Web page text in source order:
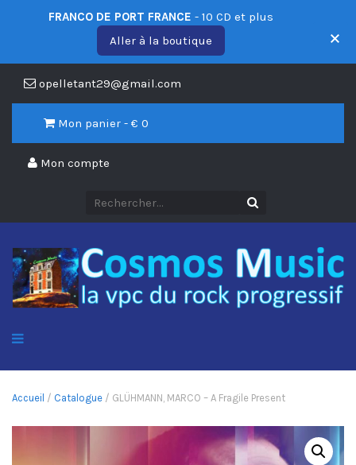
opelletant29@gmail.com
Mon panier - € 0
Mon compte
Accueil / Catalogue / GLÜHMANN, MARCO – A Fragile Present
FRANCO DE PORT FRANCE - 10 CD et plus
Aller à la boutique